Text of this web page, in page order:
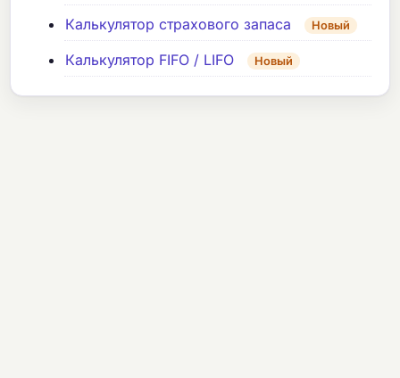
Калькулятор страхового запаса Новый
Калькулятор FIFO / LIFO Новый